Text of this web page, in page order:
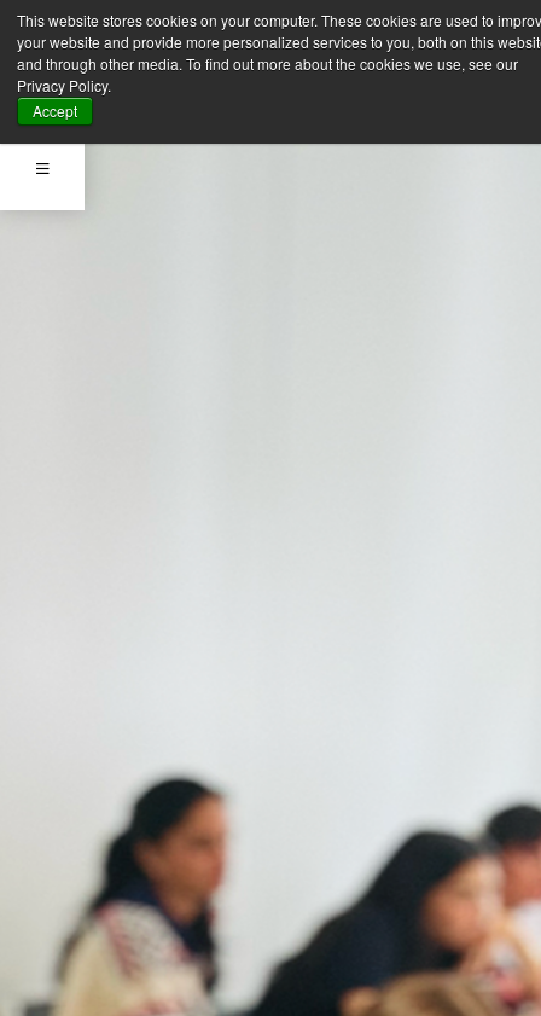
This website stores cookies on your computer. These cookies are used to
your website and provide more personalized services to you, both on this
and through other media. To find out more about the cookies we use, see our
Privacy Policy.
Accept